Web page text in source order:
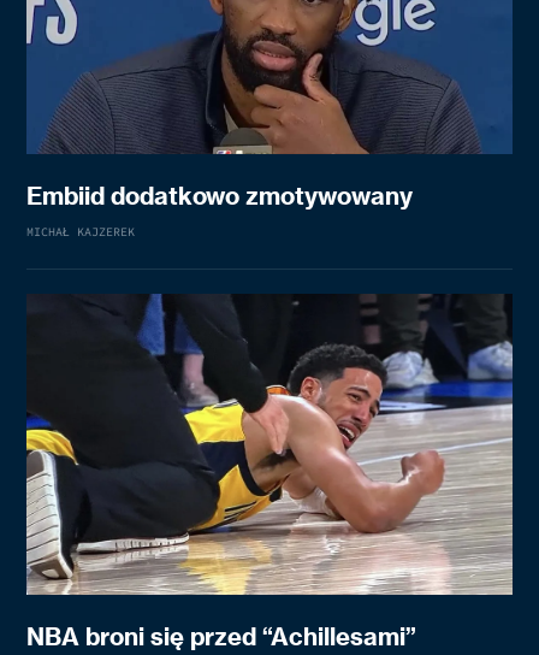
Embiid dodatkowo zmotywowany
MICHAŁ KAJZEREK
NBA broni się przed “Achillesami”